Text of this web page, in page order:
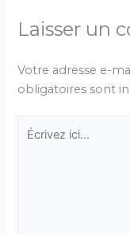
Laisser un
Votre adresse e-
obligatoires sont
Écrivez